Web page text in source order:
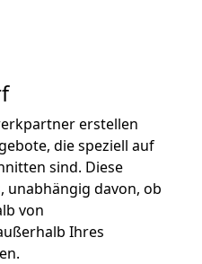
erstellen
die speziell auf
sind. Diese
unabhängig davon, ob
von
Ihres